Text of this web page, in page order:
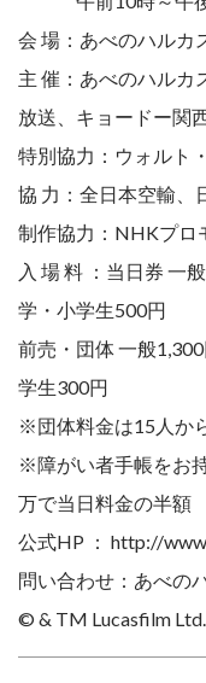
会 場：あべのハルカ
主 催：あべのハルカ
放送、キョードー関
特別協力：ウォルト
協 力：全日本空輸、
制作協力：NHKプロ
入 場 料 ：当日券 一
学・小学生500円
前売・団体 一般
学生300円
※団体料金は15人か
※障がい者手帳をお
万で当日料金の半額
公式HP ： http://
問い合わせ：あべの
© & TM Lucasfilm Ltd.